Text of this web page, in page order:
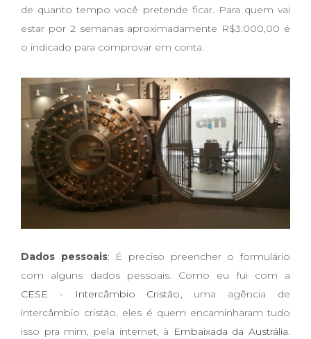
de quanto tempo você pretende ficar. Para quem vai
estar por 2 semanas aproximadamente R$3.000,00 é
o indicado para comprovar em conta.
Dados pessoais: É preciso preencher o formulário
com alguns dados pessoais. Como eu fui com a
CESE - Intercâmbio Cristão, uma agência de
intercâmbio cristão, eles é quem encaminharam tudo
isso pra mim, pela internet, à Embaixada da Austrália.